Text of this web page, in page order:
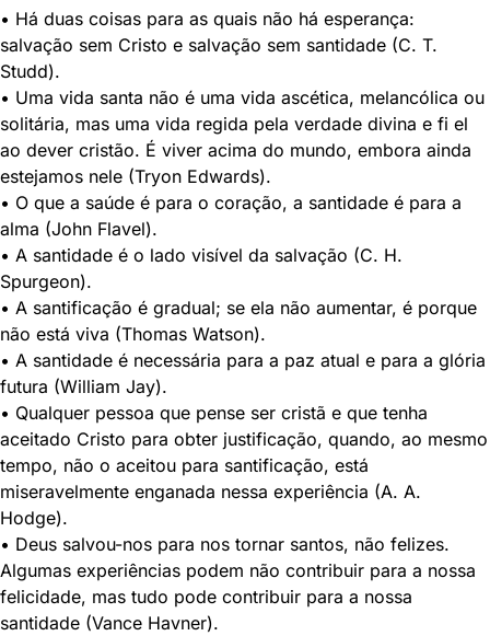
• Há duas coisas para as quais não há esperança:
salvação sem Cristo e salvação sem santidade (C. T.
Studd).
• Uma vida santa não é uma vida ascética, melancólica ou
solitária, mas uma vida regida pela verdade divina e fi el
ao dever cristão. É viver acima do mundo, embora ainda
estejamos nele (Tryon Edwards).
• O que a saúde é para o coração, a santidade é para a
alma (John Flavel).
• A santidade é o lado visível da salvação (C. H.
Spurgeon).
• A santificação é gradual; se ela não aumentar, é porque
não está viva (Thomas Watson).
• A santidade é necessária para a paz atual e para a glória
futura (William Jay).
• Qualquer pessoa que pense ser cristã e que tenha
aceitado Cristo para obter justificação, quando, ao mesmo
tempo, não o aceitou para santificação, está
miseravelmente enganada nessa experiência (A. A.
Hodge).
• Deus salvou-nos para nos tornar santos, não felizes.
Algumas experiências podem não contribuir para a nossa
felicidade, mas tudo pode contribuir para a nossa
santidade (Vance Havner).